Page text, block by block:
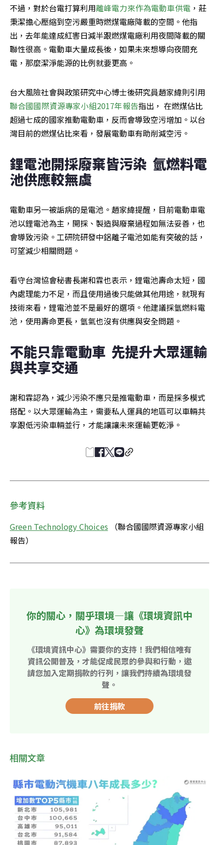
不過，對於台電打算利用離峰電力來作為電動車供電 ，莊
秉潔擔心壓縮到空污嚴重時燃煤電廠降載的空間。他指
出，去年能達成紅害日減半跟燃煤電廠利用夜間降載的關
聯性很高。電動車大量成長後，如果未來想導向夜間充
電，那麼潔淨能源的比例就要更高。
台大風險社會與政策研究中心博士後研究員趙家緯則引用
聯合國國際資源專家小組2017年報告指出， 在燃煤佔比
超過七成的國家推動電動車，反而會導致空污增加。以台
灣目前的燃煤佔比來看，發展電動車有助削減空污。
鋰電池開採廢棄皆污染  氫燃料電
池供應較無虞
電動車另一被詬病的是電池。趙家緯提醒，目前電動車電
池以鋰電池為主，開採、製造與廢棄過程如無法妥善，也
會導致污染。工研院研發中鋁離子電池如能有突破的話，
可望減少相關問題。
看守台灣協會秘書長謝和霖也表示，鋰電池壽命太短，國
內處理能力不足，而且使用過後只能做其他用途，就現有
技術來看，鋰電池並不是最好的選項。他建議採氫燃料電
池，使用壽命更長，氫氣也沒有供應與安全問題。
不能只靠電動車  先提升大眾運輸
與共享交通
謝和霖認為，減少污染不應只是推電動車，而是採多模式
搭配。以大眾運輸為主，需要私人運具的地區可以車輛共
享跟低污染車輛並行，才能讓讓未來運輸更乾淨。
參考資料
Green Technology Choices （聯合國國際資源專家小組
報告）
你的關心，關乎環境—讓《環境資訊中
心》為環境發聲
《環境資訊中心》需要你的支持！我們相信唯有
資訊公開普及，才能促成民眾的參與和行動，邀
請您加入定期捐款的行列，讓我們持續為環境發
聲。
前往捐款
相關文章